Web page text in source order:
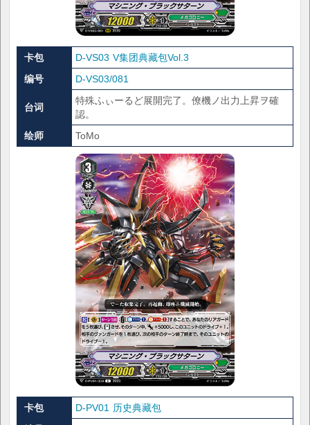
卡包
D-VS03 V集团典藏包Vol.3
编号
D-VS03/081
台词
特殊ふぃーるど展開完了。僚機ノ出力上昇ヲ確
認。
绘师
ToMo
卡包
D-PV01 历史典藏包